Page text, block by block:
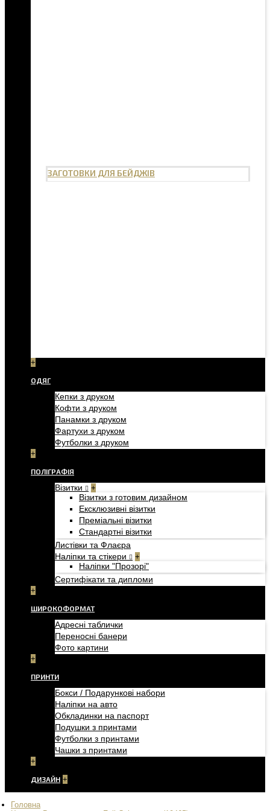
ЗАГОТОВКИ ДЛЯ БЕЙДЖІВ
+
ОДЯГ
Кепки з друком
Кофти з друком
Панамки з друком
Фартухи з друком
Футболки з друком
+
ПОЛІГРАФІЯ
Візитки +
Візитки з готовим дизайном
Ексклюзивні візитки
Преміальні візитки
Стандартні візитки
Листівки та Флаєра
Наліпки та стікери
+
Наліпки "Прозорі"
Сертифікати та дипломи
+
ШИРОКОФОРМАТ
Адресні таблички
Переносні банери
Фото картини
+
ПРИНТИ
Бокси / Подарункові набори
Наліпки на авто
Обкладинки на паспорт
Подушки з принтами
Футболки з принтами
Чашки з принтами
+
ДИЗАЙН +
Головна